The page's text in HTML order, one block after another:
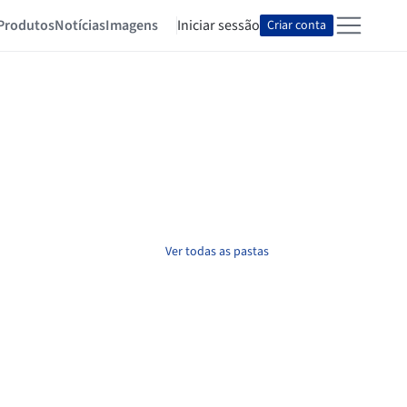
NotíciasImagens Iniciar sessão Criar conta
Ver todas as pastas